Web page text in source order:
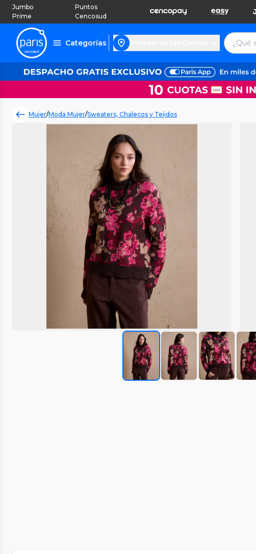
Jumbo
Prime
Puntos
Cencosud
Categorías
Mujer/Moda Mujer/Sweaters, Chalecos y Tejidos